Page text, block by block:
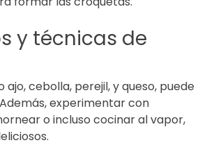
y técnicas de
cebolla, perejil, y queso, puede
experimentar con
o incluso cocinar al vapor,